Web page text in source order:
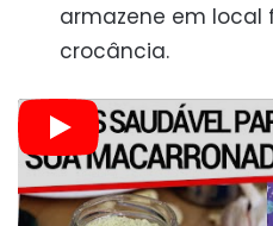
armazene em local
crocância.